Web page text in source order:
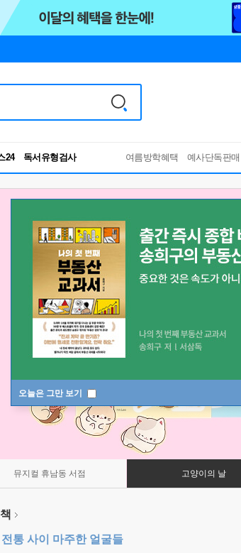
24
독서유형검사
RBTI Lab
독서유형검사
여름방학혜택 예사단독판매
오늘은 그만 보기
뮤지컬 휴남동 서점 고양이의 날
통 사이 마주한 얼굴들